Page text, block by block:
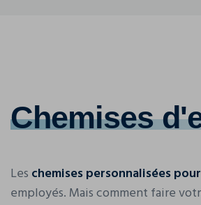
Chemises
Les chemises personnalisées
employés. Mais comment faire